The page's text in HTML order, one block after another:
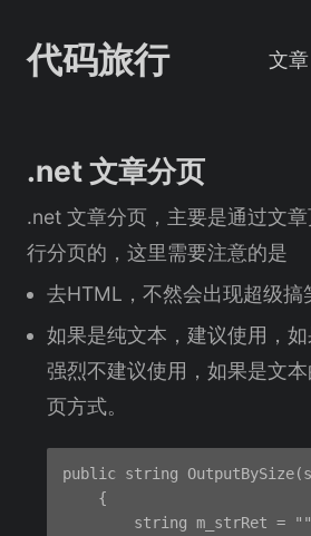
代码旅行 文章
.net 文章分页
.net 文章分页，主要是通过文
行分页的，这里需要注意的是
去HTML，不然会出现超级搞
如果是纯文本，建议使用，如
强烈不建议使用，如果是文
页方式。
public string
    {
string m_strRet =